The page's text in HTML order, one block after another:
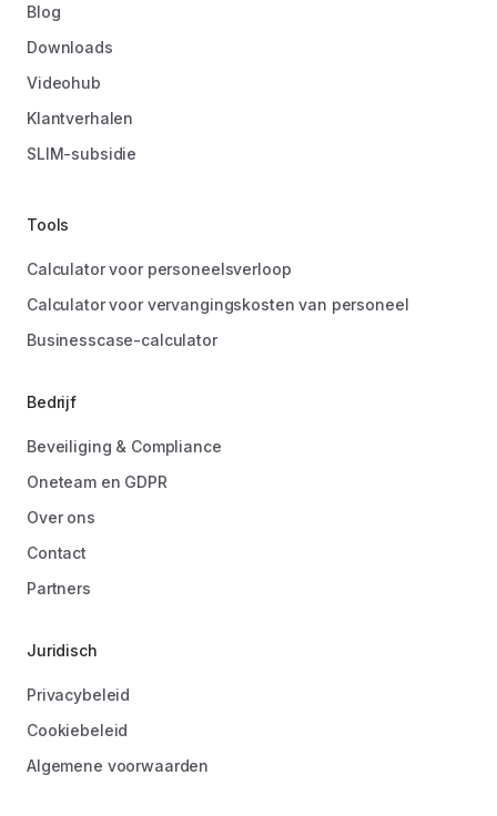
Blog
Downloads
Videohub
Klantverhalen
SLIM-subsidie
Tools
Calculator voor personeelsverloop
Calculator voor vervangingskosten van personeel
Businesscase-calculator
Bedrijf
Beveiliging & Compliance
Oneteam en GDPR
Over ons
Contact
Partners
Juridisch
Privacybeleid
Cookiebeleid
Algemene voorwaarden